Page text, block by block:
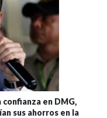
en DMG,
sus ahorros en la